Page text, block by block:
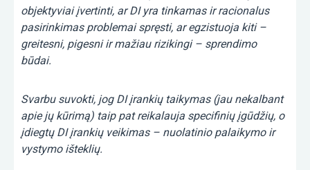
objektyviai įvertinti, ar DI yra tinkamas ir racionalus
pasirinkimas problemai spręsti, ar egzistuoja kiti –
greitesni, pigesni ir mažiau rizikingi – sprendimo
būdai.
Svarbu suvokti, jog DI įrankių taikymas (jau nekalbant
apie jų kūrimą) taip pat reikalauja specifinių įgūdžių, o
įdiegtų DI įrankių veikimas – nuolatinio palaikymo ir
vystymo išteklių.